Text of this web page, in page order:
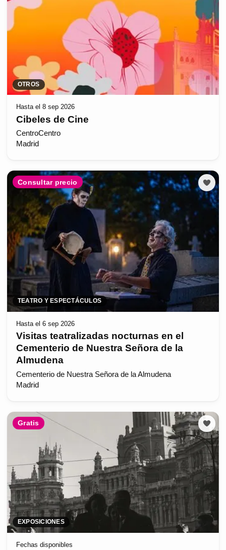
OTROS
Hasta el 8 sep 2026
Cibeles de Cine
CentroCentro
Madrid
Consultar precio
TEATRO Y ESPECTÁCULOS
Hasta el 6 sep 2026
Visitas teatralizadas nocturnas en el
Cementerio de Nuestra Señora de la
Almudena
Cementerio de Nuestra Señora de la Almudena
Madrid
Gratis
EXPOSICIONES
Fechas disponibles